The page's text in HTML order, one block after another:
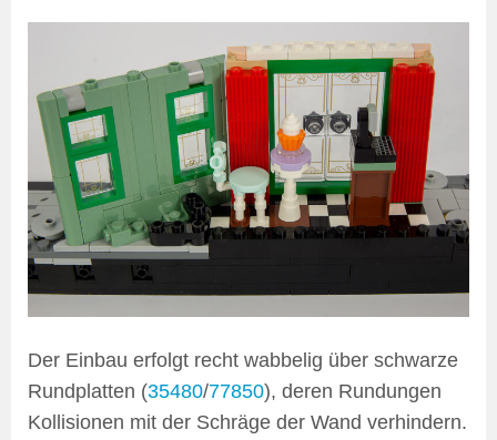
Der Einbau erfolgt recht wabbelig über schwarze
Rundplatten (35480/77850), deren Rundungen
Kollisionen mit der Schräge der Wand verhindern.